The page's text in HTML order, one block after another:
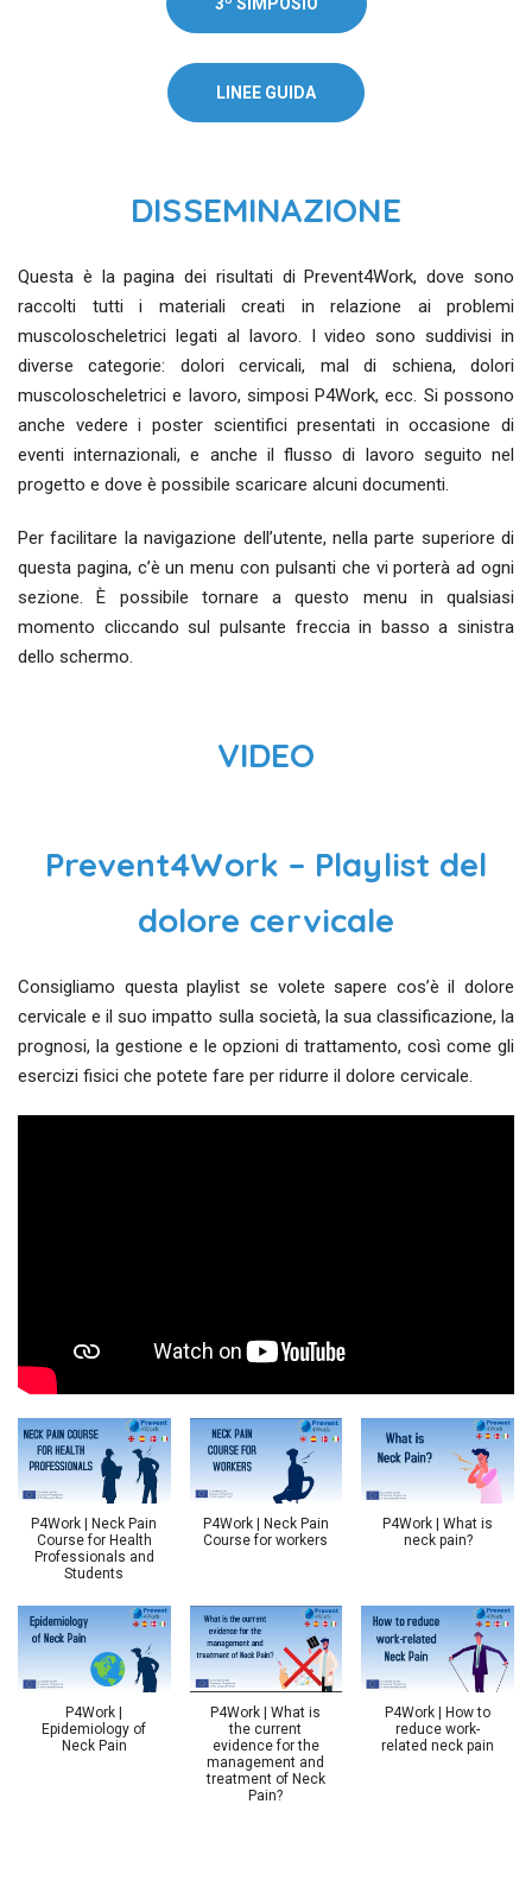
LINEE GUIDA
DISSEMINAZIONE
Questa è la pagina dei risultati di Prevent4Work, dove sono
raccolti tutti i materiali creati in relazione ai problemi
muscoloscheletrici legati al lavoro. I video sono suddivisi in
diverse categorie: dolori cervicali, mal di schiena, dolori
muscoloscheletrici e lavoro, simposi P4Work, ecc. Si possono
anche vedere i poster scientifici presentati in occasione di
eventi internazionali, e anche il flusso di lavoro seguito nel
progetto e dove è possibile scaricare alcuni documenti.
Per facilitare la navigazione dell’utente, nella parte superiore di
questa pagina, c’è un menu con pulsanti che vi porterà ad ogni
sezione. È possibile tornare a questo menu in qualsiasi
momento cliccando sul pulsante freccia in basso a sinistra
dello schermo.
VIDEO
Prevent4Work – Playlist del
dolore cervicale
Consigliamo questa playlist se volete sapere cos’è il dolore
cervicale e il suo impatto sulla società, la sua classificazione, la
prognosi, la gestione e le opzioni di trattamento, così come gli
esercizi fisici che potete fare per ridurre il dolore cervicale.
P4Work | Neck Pain
Course for Health
Professionals and
Students
P4Work | Neck Pain
Course for workers
P4Work | What is
neck pain?
P4Work |
Epidemiology of
Neck Pain
P4Work | What is
the current
evidence for the
management and
treatment of Neck
Pain?
P4Work | How to
reduce work-
related neck pain